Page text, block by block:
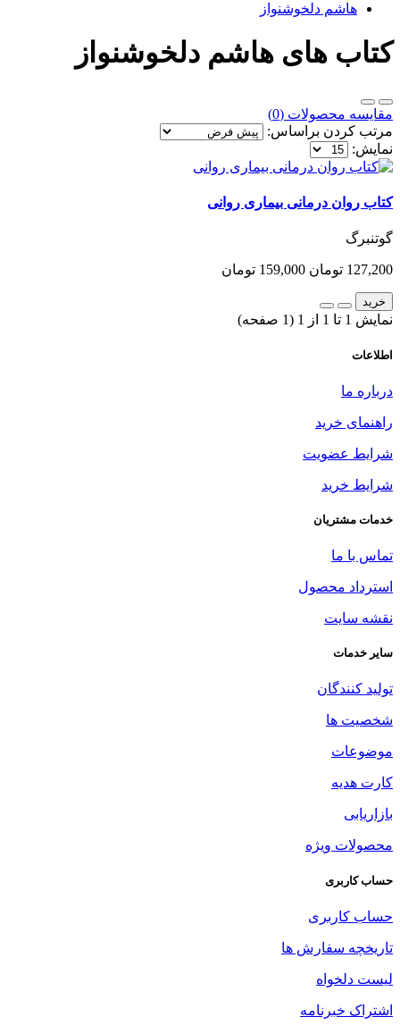
هاشم دلخوشنواز
کتاب های هاشم دلخوشنواز
مقایسه محصولات (0)
مرتب کردن براساس:
نمایش:
کتاب روان درمانی بیماری روانی
گوتنبرگ
127,200 تومان 159,000 تومان
خرید
نمایش 1 تا 1 از 1 (1 صفحه)
اطلاعات
درباره ما
راهنمای خرید
شرایط عضویت
شرایط خرید
خدمات مشتریان
تماس با ما
استرداد محصول
نقشه سایت
سایر خدمات
تولید کنندگان
شخصیت ها
موضوعات
کارت هدیه
بازاریابی
محصولات ویژه
حساب کاربری
حساب کاربری
تاریخچه سفارش ها
لیست دلخواه
اشتراک خبرنامه